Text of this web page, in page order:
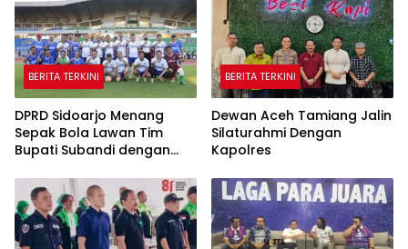
BERITA TERKINI
DPRD Sidoarjo Menang
Sepak Bola Lawan Tim
Bupati Subandi dengan
BERITA TERKINI
Dewan Aceh Tamiang Jalin
Silaturahmi Dengan
Kapolres